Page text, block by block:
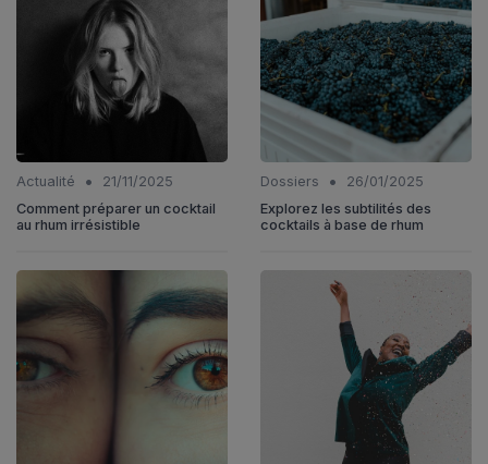
Actualité •
21/11/2025
Comment préparer un cocktail
au rhum irrésistible
Dossiers •
26/01/2025
Explorez les subtilités des
cocktails à base de rhum